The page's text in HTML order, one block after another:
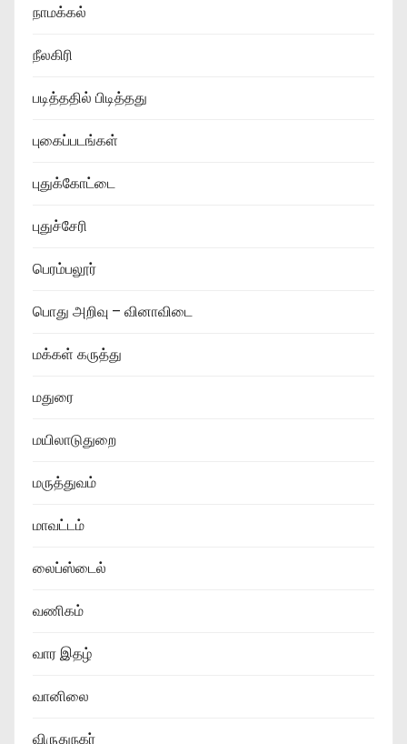
நாமக்கல்
நீலகிரி
படித்ததில் பிடித்தது
புகைப்படங்கள்
புதுக்கோட்டை
புதுச்சேரி
பெரம்பலூர்
பொது அறிவு – வினாவிடை
மக்கள் கருத்து
மதுரை
மயிலாடுதுறை
மருத்துவம்
மாவட்டம்
லைப்ஸ்டைல்
வணிகம்
வார இதழ்
வானிலை
விருதுநகர்